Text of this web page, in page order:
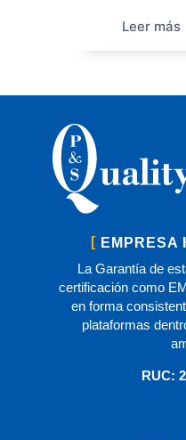
Leer más
EMPRESA
La Garantía de
certificación como
en forma
plataformas
RUC: